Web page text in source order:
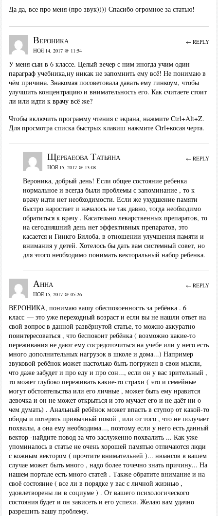
Да да, все про меня (про звук)))) Спасибо огромное за статью!
Вероника
НОЯ 14, 2017 @ 11:54
У меня сын в 6 классе. Целый вечер с ним иногда учим один
параграф учебника,ну никак не запомнить ему всё! Не понимаю в
чём причина. Знакомая посоветовала давать ему гинкоум, чтобы
улучшить концентрацию и внимательность его. Как считаете стоит
ли или идти к врачу всё же?
Чтобы включить программу чтения с экрана, нажмите Ctrl+Alt+Z.
Для просмотра списка быстрых клавиш нажмите Ctrl+косая черта.
← REPLY
Щербаеова Татьяна
НОЯ 15, 2017 @ 13:08
Вероника, добрый день! Если общее состояние ребенка
нормальное и всегда были проблемы с запоминание , то к
врачу идти нет необходимости. Если же ухудшение памяти
быстро наростает и началось не так давно, тогда необходимо
обратиться к врачу . Касательно лекарственных препаратов, то
на сегодняшний день нет эффективных препаратов, это
касается и Гинкго Билоба, в отношении улучшения памяти и
внимания у детей. Хотелось бы дать вам системный совет, но
для этого необходимо понимать векторальный набор ребенка.
← REPLY
Анна
НОЯ 15, 2017 @ 05:26
ВЕРОНИКА, понимаю вашу обеспокоенность за ребёнка . 6
класс — это уже переходный возраст и если вы не нашли ответ на
свой вопрос в данной развёрнутой статье, то можно аккуратно
поинтересоваться , что беспокоит ребёнка ( возможно какие-то
переживания не дают ему сосредоточиться на учебе или у него есть
много дополнительных нагрузок в школе и дома...) Например
звуковой ребёнок может настолько быть погружен в свои мысли,
что даже забудет и про еду и про сон..., если он у вас зрительный ,
то может глубоко переживать какие-то страхи ( это и семейные
могут обстоятельства или его личные , может быть ему нравится
девочка и он не может открыться и это мучает его и не даёт ни о
чем думать) . Анальный ребёнок может впасть в ступор от какой-то
обиды и потерять привычный покой , или от того , что не получает
похвалы, а она ему необходима..., поэтому если у него есть данный
вектор -найдите повод за что заслуженно похвалить ... Как уже
упоминалось в статье не очень хорошей памятью отличаются люди
с кожным вектором ( прочтите внимательней )... нюансов в вашем
случае может быть много , надо более точечно знать причину... На
нашем портале есть много статей . Также обратите внимание и на
своё состояние ( все ли в порядке у вас с личной жизнью ,
удовлетворены ли в социуме ) . От вашего психологического
состояния будет и он зависеть и его успехи. Желаю вам удачно
разрешить вашу проблему.
← REPLY